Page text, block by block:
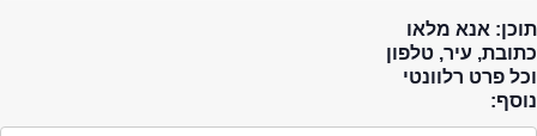
תוכן: אנא מלאו
כתובת, עיר, טלפון
וכל פרט רלוונטי
נוסף: